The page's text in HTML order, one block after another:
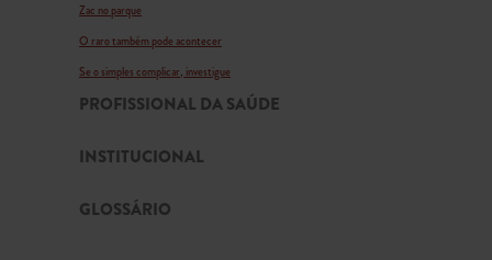
Zac no parque
O raro também pode acontecer
Se o simples complicar, investigue
PROFISSIONAL DA SAÚDE
INSTITUCIONAL
GLOSSÁRIO